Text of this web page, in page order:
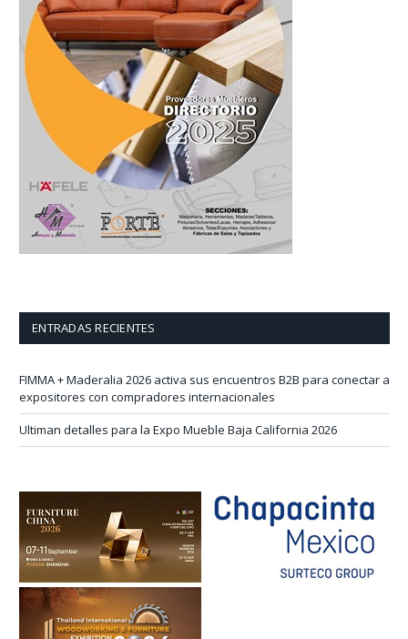
ENTRADAS RECIENTES
FIMMA + Maderalia 2026 activa sus encuentros B2B para conectar a
expositores con compradores internacionales
Ultiman detalles para la Expo Mueble Baja California 2026